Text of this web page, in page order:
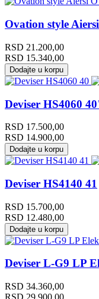
Ovation style
RSD 21.200,00
RSD 15.340,00
Dodajte u korpu
Deviser HS4060
RSD 17.500,00
RSD 14.900,00
Dodajte u korpu
Deviser HS4140 41
RSD 15.700,00
RSD 12.480,00
Dodajte u korpu
Deviser L-G9 LP
RSD 34.360,00